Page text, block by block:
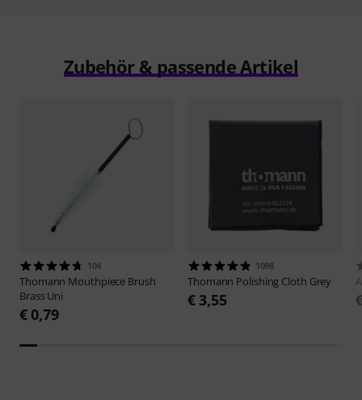
Zubehör & passende Artikel
104
Thomann Mouthpiece Brush
Brass Uni
€ 0,79
1098
Thomann Polishing Cloth Grey
€ 3,55